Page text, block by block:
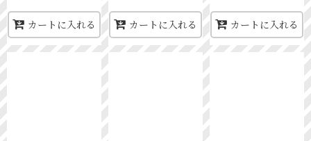
カートに入れる カートに入れる カートに入れる